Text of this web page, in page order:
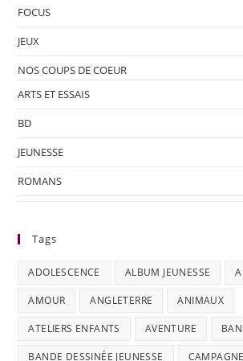
FOCUS
JEUX
NOS COUPS DE COEUR
ARTS ET ESSAIS
BD
JEUNESSE
ROMANS
Tags
ADOLESCENCE ALBUM JEUNESSE
AMOUR ANGLETERRE ANIMAUX
ATELIERS ENFANTS AVENTURE
BANDE DESSINÉE JEUNESSE CAMPAGNE